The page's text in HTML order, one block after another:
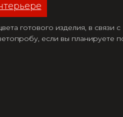
готового изделия, в связи с
если вы планируете